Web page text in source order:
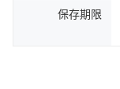
保存期限